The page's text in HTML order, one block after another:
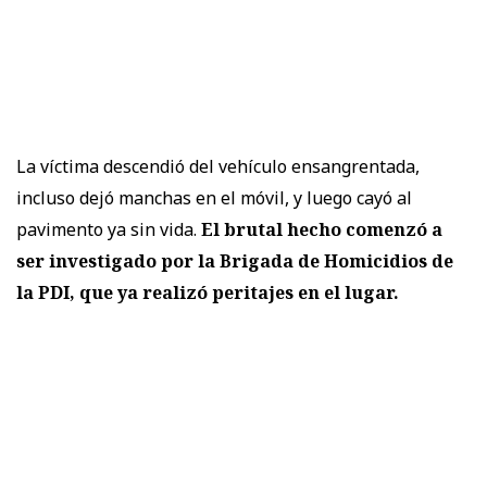
La víctima descendió del vehículo ensangrentada,
incluso dejó manchas en el móvil, y luego cayó al
pavimento ya sin vida. El brutal hecho comenzó a
ser investigado por la Brigada de Homicidios de
la PDI, que ya realizó peritajes en el lugar.